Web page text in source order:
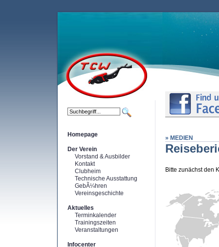
Homepage
Der Verein
Vorstand & Ausbilder
Kontakt
Clubheim
Technische Ausstattung
GebÃ¼hren
Vereinsgeschichte
Aktuelles
Terminkalender
Trainingszeiten
Veranstaltungen
Infocenter
» MEDIEN
Bitte zunächst den